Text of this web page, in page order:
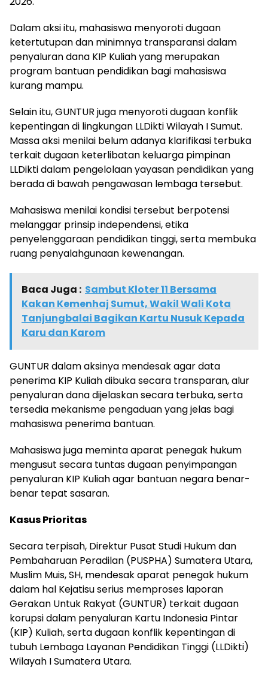
Dalam aksi itu, mahasiswa menyoroti dugaan
ketertutupan dan minimnya transparansi dalam
penyaluran dana KIP Kuliah yang merupakan
program bantuan pendidikan bagi mahasiswa
kurang mampu.
Selain itu, GUNTUR juga menyoroti dugaan konflik
kepentingan di lingkungan LLDikti Wilayah I Sumut.
Massa aksi menilai belum adanya klarifikasi terbuka
terkait dugaan keterlibatan keluarga pimpinan
LLDikti dalam pengelolaan yayasan pendidikan yang
berada di bawah pengawasan lembaga tersebut.
Mahasiswa menilai kondisi tersebut berpotensi
melanggar prinsip independensi, etika
penyelenggaraan pendidikan tinggi, serta membuka
ruang penyalahgunaan kewenangan.
Baca Juga : Sambut Kloter 11 Bersama
Kakan Kemenhaj Sumut, Wakil Wali Kota
Tanjungbalai Bagikan Kartu Nusuk Kepada
Karu dan Karom
GUNTUR dalam aksinya mendesak agar data
penerima KIP Kuliah dibuka secara transparan, alur
penyaluran dana dijelaskan secara terbuka, serta
tersedia mekanisme pengaduan yang jelas bagi
mahasiswa penerima bantuan.
Mahasiswa juga meminta aparat penegak hukum
mengusut secara tuntas dugaan penyimpangan
penyaluran KIP Kuliah agar bantuan negara benar-
benar tepat sasaran.
Kasus Prioritas
Secara terpisah, Direktur Pusat Studi Hukum dan
Pembaharuan Peradilan (PUSPHA) Sumatera Utara,
Muslim Muis, SH, mendesak aparat penegak hukum
dalam hal Kejatisu serius memproses laporan
Gerakan Untuk Rakyat (GUNTUR) terkait dugaan
korupsi dalam penyaluran Kartu Indonesia Pintar
(KIP) Kuliah, serta dugaan konflik kepentingan di
tubuh Lembaga Layanan Pendidikan Tinggi (LLDikti)
Wilayah I Sumatera Utara.